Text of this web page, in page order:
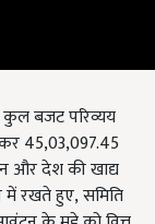
कुल बजट परिव्यय
45,03,097.45
और देश की खाद्य
में रखते हुए,समिति